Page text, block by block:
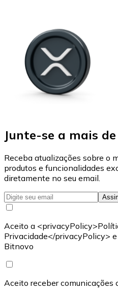
Junte-se a mais
Receba atualizações sobre o
produtos e funcionalidades
diretamente no seu email.
Aceito a
Privacidade</privacyPolicy>
Bitnovo
Aceito receber comunicações